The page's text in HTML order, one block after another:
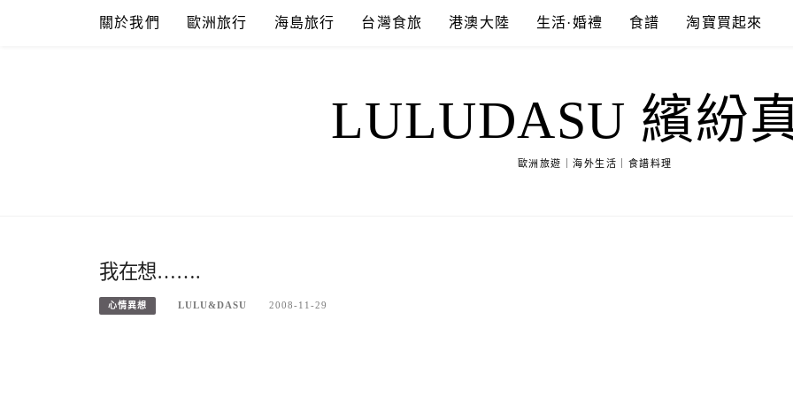
關於我們 歐洲旅行 海島旅行 台灣食旅 港澳大陸 生活·婚禮 食譜 淘寶買起來
LULUDASU 繽紛
歐洲旅遊｜海外生活｜食譜料理
我在想…….
心情異想 LULU&DASU 2008-11-29